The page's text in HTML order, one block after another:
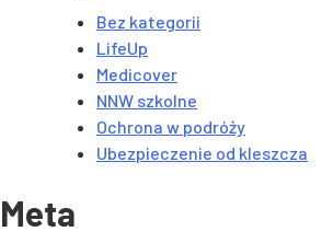
Bez kategorii
LifeUp
Medicover
NNW szkolne
Ochrona w podróży
Ubezpieczenie od kleszcza
Meta